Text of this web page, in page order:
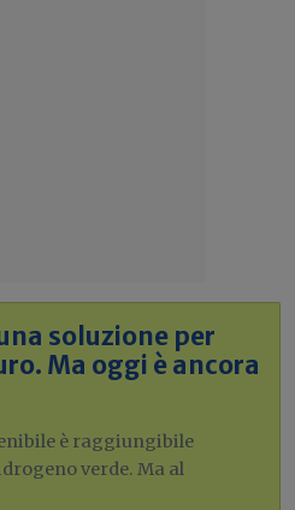
soluzione per
Ma oggi è ancora
è raggiungibile
verde. Ma al